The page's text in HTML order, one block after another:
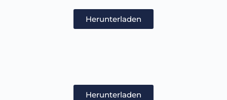
Herunterladen
Herunterladen